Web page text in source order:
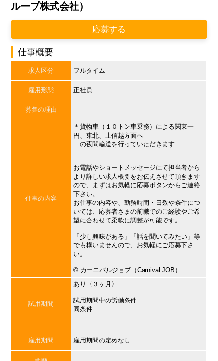
ループ株式会社）
応募する
仕事概要
求人区分 フルタイム
雇用形態 正社員
募集の理由
仕事の内容
＊貨物車（１０トン車乗務）による関東一
円、東北、上信越方面へ
の夜間輸送を行っていただきます
お電話やショートメッセージにて担当者から
より詳しい求人概要をお伝えさせて頂きます
ので、まずはお気軽に応募ボタンからご連絡
下さい。
お仕事の内容や、勤務時間・日数や条件につ
いては、応募者さまの前職でのご経験やご希
望に合わせて柔軟に調整が可能です。
「少し興味がある」「話を聞いてみたい」等
でも構いませんので、お気軽にご応募下さ
い。
©︎ カーニバルジョブ（Carnival JOB）
試用期間
あり〈３ヶ月〉
試用期間中の労働条件
同条件
雇用期間 雇用期間の定めなし